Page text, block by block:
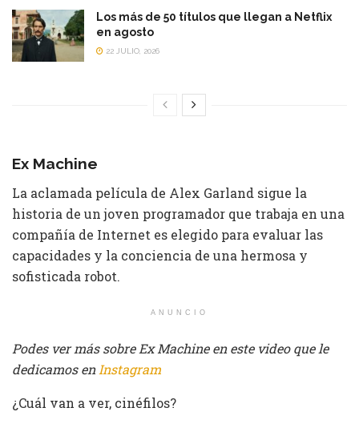
Los más de 50 títulos que llegan a Netflix
en agosto
22 JULIO, 2026
Ex Machine
La aclamada película de Alex Garland sigue la
historia de un joven programador que trabaja en una
compañía de Internet es elegido para evaluar las
capacidades y la conciencia de una hermosa y
sofisticada robot.
ANUNCIO
Podes ver más sobre Ex Machine en este video que le
dedicamos en Instagram
¿Cuál van a ver, cinéfilos?